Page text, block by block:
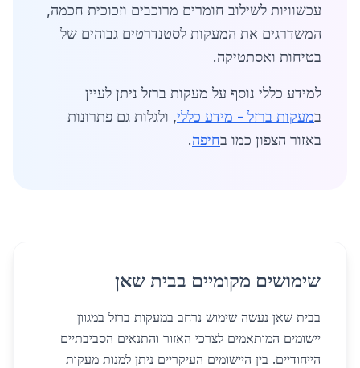
עכשוויות לשילוב חומרים מרוכבים וזכוכית חכמה,
המשדרגים את המעקות לסטנדרטים גבוהים של
בטיחות ואסתטיקה.
למידע כללי נוסף על מעקות ברזל ניתן לעיין
במעקות ברזל - מידע כללי, ולגלות גם פתרונות
באזור הצפון כמו בחיפה.
שימושים מקומיים בבית שאן
בבית שאן נעשה שימוש נרחב במעקות ברזל במגוון
יישומים המותאמים לצרכי האזור והתנאים הסביבתיים
הייחודיים. בין היישומים העיקריים ניתן למנות מעקות